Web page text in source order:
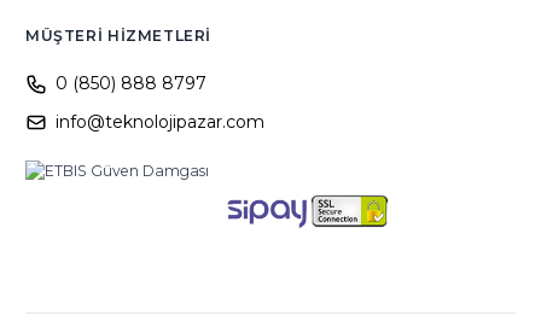
MÜŞTERI HIZMETLERI
0 (850) 888 8797
info@teknolojipazar.com